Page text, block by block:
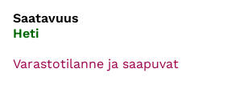
Saatavuus
Heti
Varastotilanne ja saapuvat